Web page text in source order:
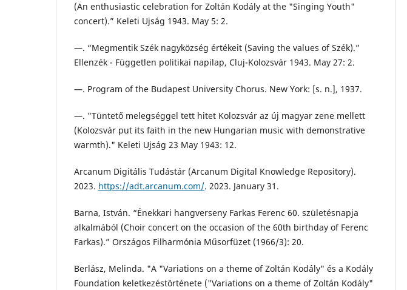
(An enthusiastic celebration for Zoltán Kodály at the "Singing Youth"
concert).” Keleti Ujság 1943. May 5: 2.
—. “Megmentik Szék nagyközség értékeit (Saving the values of Szék).”
Ellenzék - Független politikai napilap, Cluj-Kolozsvár 1943. May 27: 2.
—. Program of the Budapest University Chorus. New York: [s. n.], 1937.
—. "Tüntető melegséggel tett hitet Kolozsvár az új magyar zene mellett
(Kolozsvár put its faith in the new Hungarian music with demonstrative
warmth)." Keleti Ujság 23 May 1943: 12.
Arcanum Digitális Tudástár (Arcanum Digital Knowledge Repository).
2023. https://adt.arcanum.com/. 2023. January 31.
Barna, István. “Énekkari hangverseny Farkas Ferenc 60. születésnapja
alkalmából (Choir concert on the occasion of the 60th birthday of Ferenc
Farkas).” Országos Filharmónia Műsorfüzet (1966/3): 20.
Berlász, Melinda. "A "Variations on a theme of Zoltán Kodály" és a Kodály
Foundation keletkezéstörténete ("Variations on a theme of Zoltán Kodály"